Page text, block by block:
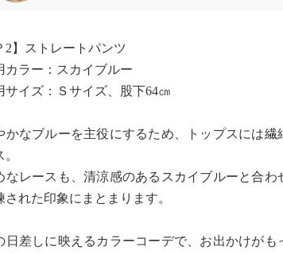
2】ストレートパンツ
カラー：スカイブルー
サイズ：Ｓサイズ、股下64㎝
かなブルーを主役にするため、トップスには繊
なレースも、清涼感のあるスカイブルーと合わ
された印象にまとまります。
日差しに映えるカラーコーデで、お出かけがも